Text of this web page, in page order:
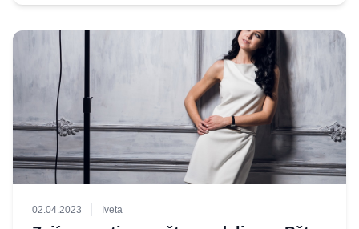
02.04.2023 Iveta